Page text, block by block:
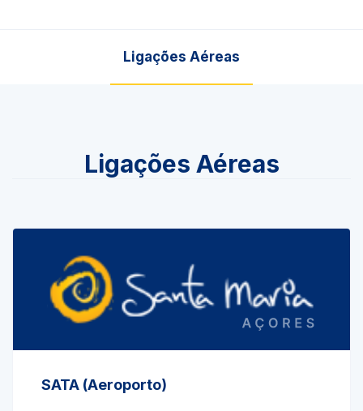
Ligações Aéreas
Ligações Aéreas
SATA (Aeroporto)